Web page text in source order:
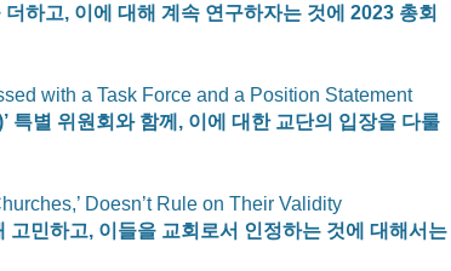
하고, 이에 대해 계속 연구하자는 것에 2023 총회
with a Task Force and a Position Statement
특별 위원회와 함께, 이에 대한 교단의 입장을 다룰
Doesn’t Rule on Their Validity
고민하고, 이들을 교회로서 인정하는 것에 대해서는